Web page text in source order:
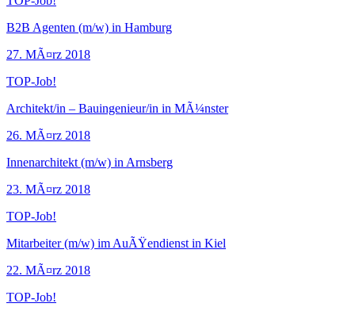
B2B Agenten (m/w) in Hamburg
27. MÃ¤rz 2018
TOP-Job!
Architekt/in – Bauingenieur/in in MÃ¼nster
26. MÃ¤rz 2018
Innenarchitekt (m/w) in Arnsberg
23. MÃ¤rz 2018
TOP-Job!
Mitarbeiter (m/w) im AuÃŸendienst in Kiel
22. MÃ¤rz 2018
TOP-Job!